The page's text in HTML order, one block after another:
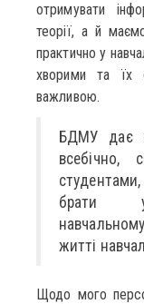
отримувати
теорії, а й
практично у
хворими та їх
важливою.
БДМУ дає
всебічно,
брати
житті
Щодо мого